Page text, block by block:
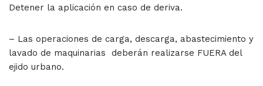
Detener la aplicación en caso de deriva.
– Las operaciones de carga, descarga, abastecimiento y
lavado de maquinarias deberán realizarse FUERA del
ejido urbano.